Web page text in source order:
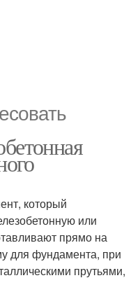
который
или
прямо на
для фундамента, при
прутьями,